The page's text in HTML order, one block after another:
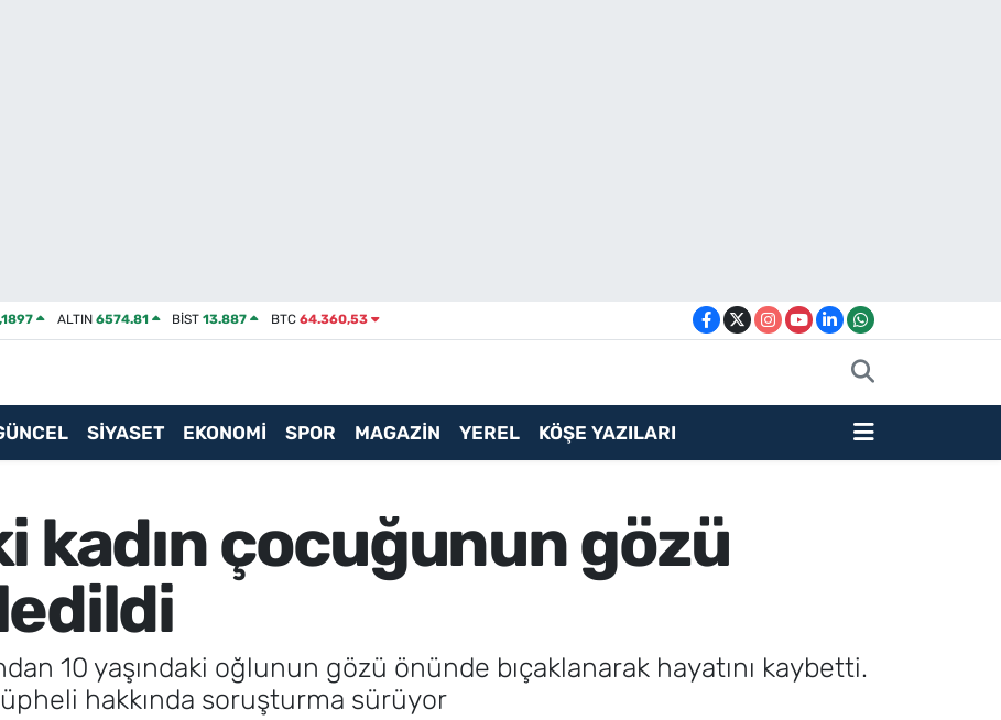
ALTIN 6574.81 BİST13.887 BTC 64.360,53
SİYASET EKONOMİ SPOR MAGAZİN YEREL KÖŞE YAZILARI
kadın çocuğunun gözü
10 yaşındaki oğlunun gözü önünde bıçaklanarak hayatını kaybetti.
hakkında soruşturma sürüyor